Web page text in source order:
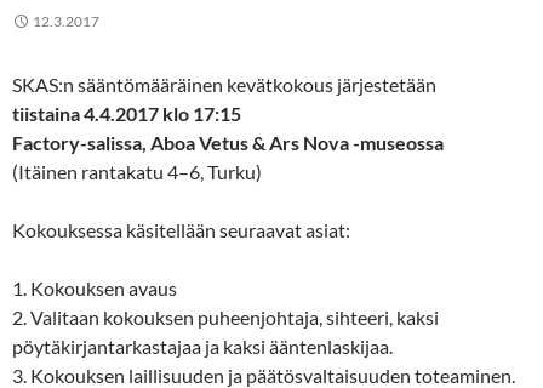
12.3.2017
SKAS:n sääntömääräinen kevätkokous järjestetään
tiistaina 4.4.2017 klo 17:15
Factory-salissa, Aboa Vetus & Ars Nova -museossa
(Itäinen rantakatu 4–6, Turku)
Kokouksessa käsitellään seuraavat asiat:
1. Kokouksen avaus
2. Valitaan kokouksen puheenjohtaja, sihteeri, kaksi
pöytäkirjantarkastajaa ja kaksi ääntenlaskijaa.
3. Kokouksen laillisuuden ja päätösvaltaisuuden toteaminen.